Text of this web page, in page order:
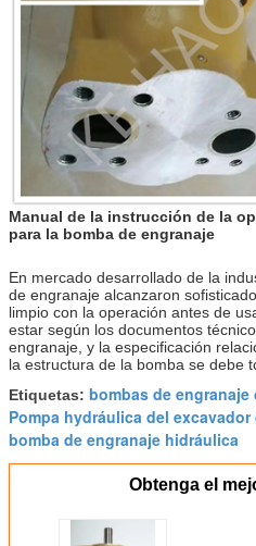
Manual de la instrucción de la
para la bomba de engranaje
En mercado desarrollado de la
de engranaje alcanzaron
limpio con la operación antes de
estar según los documentos
engranaje, y la especificación
la estructura de la bomba se debe
Etiquetas: bombas de
Pompa hydráulica del excavador
bomba de engranaje hidráulica
Obtenga el